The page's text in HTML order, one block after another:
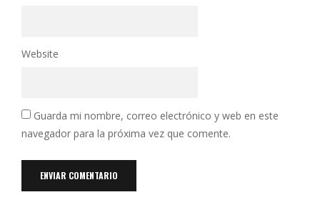
Website
Guarda mi nombre, correo electrónico y web en este
navegador para la próxima vez que comente.